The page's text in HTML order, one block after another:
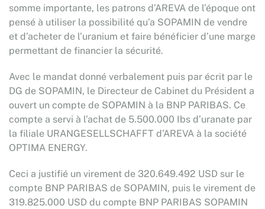
somme importante, les patrons d’AREVA de l’époque ont
pensé à utiliser la possibilité qu’a SOPAMIN de vendre
et d’acheter de l’uranium et faire bénéficier d’une marge
permettant de financier la sécurité.
Avec le mandat donné verbalement puis par écrit par le
DG de SOPAMIN, le Directeur de Cabinet du Président a
ouvert un compte de SOPAMIN à la BNP PARIBAS. Ce
compte a servi à l’achat de 5.500.000 Ibs d’uranate par
la filiale URANGESELLSCHAFFT d’AREVA à la société
OPTIMA ENERGY.
Ceci a justifié un virement de 320.649.492 USD sur le
compte BNP PARIBAS de SOPAMIN, puis le virement de
319.825.000 USD du compte BNP PARIBAS SOPAMIN